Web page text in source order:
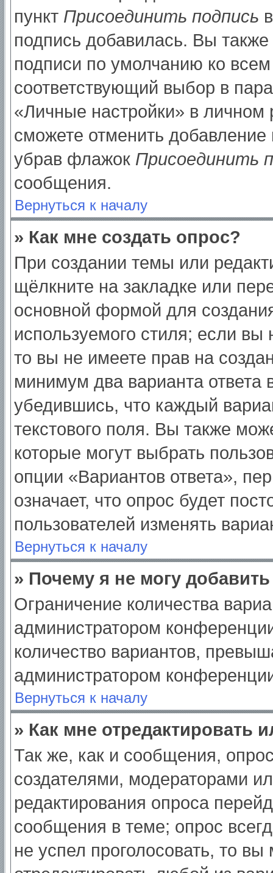
пункт Присоединить подпись
подпись добавилась. Вы
подписи по умолчанию ко
соответствующий выбор в
«Личные настройки» в
сможете отменить
убрав флажок Присоединить
сообщения.
Вернуться к началу
» Как мне создать опрос?
При создании темы или
щёлкните на закладке или
основной формой для
используемого стиля; если
то вы не имеете прав на
минимум два варианта ответа
убедившись, что каждый
текстового поля. Вы также
которые могут выбрать
опции «Вариантов ответа»,
означает, что опрос будет
пользователей изменять
Вернуться к началу
» Почему я не могу
Ограничение количества
администратором
количество вариантов,
администратором
Вернуться к началу
» Как мне отредактировать
Так же, как и сообщения,
создателями, модераторами
редактирования опроса
сообщения в теме; опрос
не успел проголосовать, то